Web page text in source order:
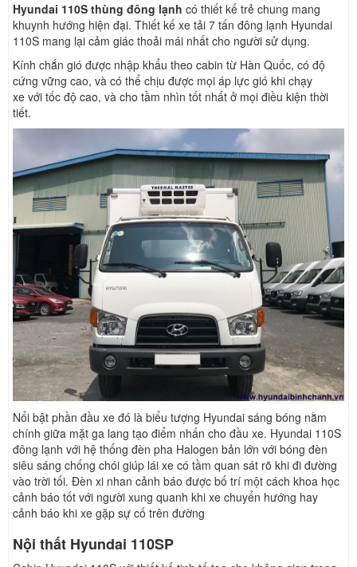
Hyundai 110S thùng đông lạnh có thiết kế trẻ chung mang
khuynh hướng hiện đại. Thiết kế xe tải 7 tấn đông lạnh Hyundai
110S mang lại cảm giác thoải mái nhất cho người sử dụng.
Kính chắn gió được nhập khẩu theo cabin từ Hàn Quốc, có độ
cứng vững cao, và có thể chịu được mọi áp lực gió khi chạy
xe với tốc độ cao, và cho tầm nhìn tốt nhất ở mọi điều kiện thời
tiết.
Nổi bật phần đầu xe đó là biểu tượng Hyundai sáng bóng nằm
chính giữa mặt ga lang tạo điểm nhấn cho đầu xe. Hyundai 110S
đông lạnh với hệ thống đèn pha Halogen bản lớn với bóng đèn
siêu sáng chống chói giúp lái xe có tầm quan sát rõ khi đi đường
vào trời tối. Đèn xi nhan cảnh báo được bố trí một cách khoa học
cảnh báo tốt với người xung quanh khi xe chuyển hướng hay
cảnh báo khi xe gặp sự cố trên đường
Nội thất Hyundai 110SP